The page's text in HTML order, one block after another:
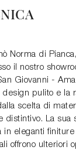
Norma di
il nostro
Giovanni -
pulito e la
scelta di
distintivo. La sua
in eleganti
offrono ulteriori